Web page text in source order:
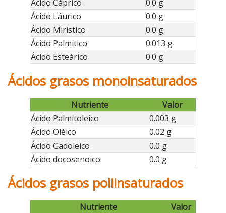
Ácido Cáprico
0.0 g
Ácido Láurico
0.0 g
Ácido Mirístico
0.0 g
Ácido Palmitico
0.013 g
Ácido Esteárico
0.0 g
Ácidos grasos monoinsaturados
Nutriente
Valor
Ácido Palmitoleico
0.003 g
Ácido Oléico
0.02 g
Ácido Gadoleico
0.0 g
Ácido docosenoico
0.0 g
Ácidos grasos poliinsaturados
Nutriente
Valor